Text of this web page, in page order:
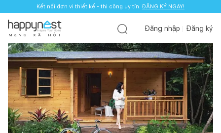
Kết nối đơn vị thiết kế - thi công uy tín. ĐĂNG KÝ NGAY!
M Ạ N G X Ã H Ộ I
Đăng nhập Đăng ký